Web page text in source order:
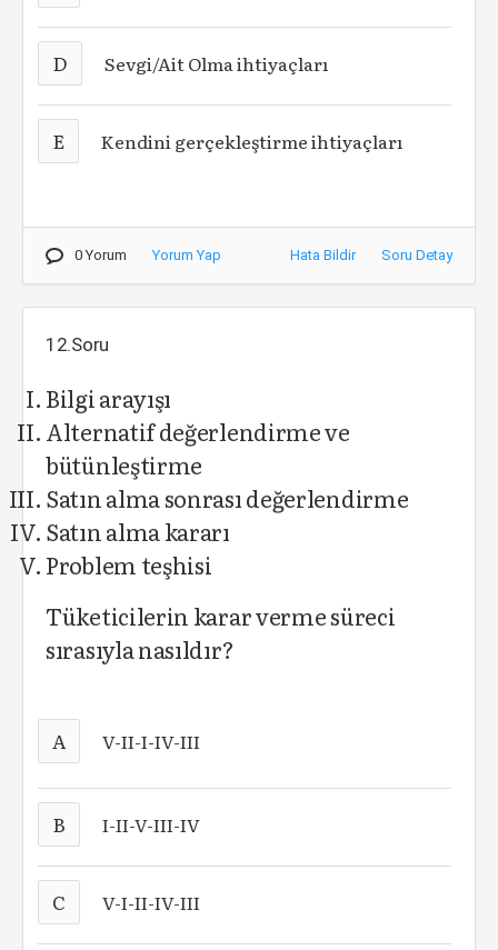
D Sevgi/Ait Olma ihtiyaçları
E Kendini gerçekleştirme ihtiyaçları
0 Yorum Yorum Yap Hata Bildir Soru Detay
12.Soru
Bilgi arayışı
Alternatif değerlendirme ve
bütünleştirme
Satın alma sonrası değerlendirme
Satın alma kararı
Problem teşhisi
Tüketicilerin karar verme süreci
sırasıyla nasıldır?
A V-II-I-IV-III
B I-II-V-III-IV
C V-I-II-IV-III